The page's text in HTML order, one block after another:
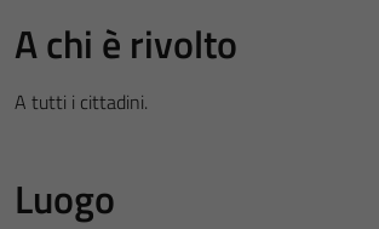
A chi è rivolto
A tutti i cittadini.
Luogo